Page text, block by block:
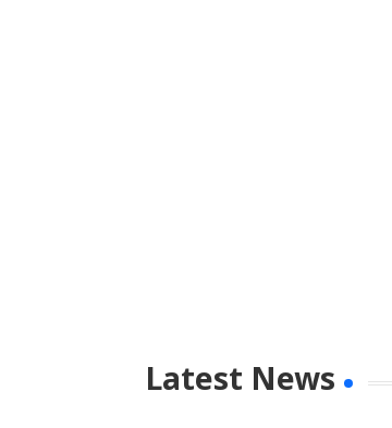
Latest News